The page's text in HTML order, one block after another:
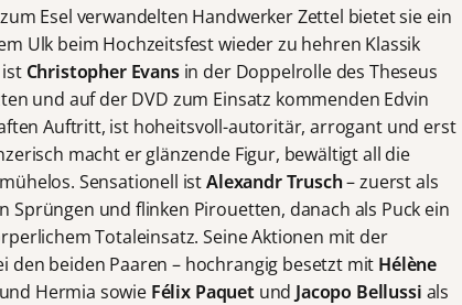
Esel verwandelten Handwerker Zettel bietet sie ein
Ulk beim Hochzeitsfest wieder zu hehren Klassik
Christopher Evansin der Doppelrolle des Theseus
und auf der DVD zum Einsatz kommenden Edvin
Auftritt, ist hoheitsvoll-autoritär, arrogant und erst
macht er glänzende Figur, bewältigt all die
Sensationell istAlexandr Trusch– zuerst als
und flinken Pirouetten, danach als Puck ein
Totaleinsatz. Seine Aktionen mit der
den beiden Paaren – hochrangig besetzt mit Hélène
Hermia sowie Félix Paquetund Jacopo Bellussi als